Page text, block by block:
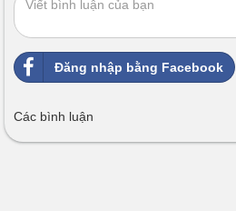
Đăng nhập bằng Facebook
Các bình luận